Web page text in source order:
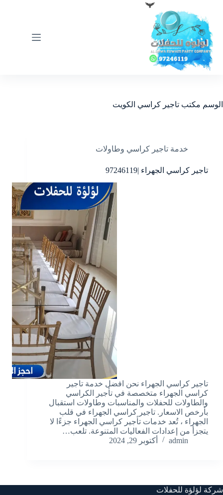
المحتوى
الوسم مكتب تاجير كراسي الكويت
خدمة تاجير كراسي وطاولات
تاجير كراسي الجهراء |97246119
تاجير كراسي الجهراء نحن افضل خدمة تاجير
كراسي الجهراء متخصصة في تأجير الكراسي
والطاولات للحفلات والمناسبات وطاولات استقبال
بأرخص الاسعار. تاجير كراسي الجهراء في قلب
الجهراء ، تُعد خدمات تأجير كراسي الجهراء جزءًا لا
يتجزأ من إعدادات الفعاليات المتنوعة. تلعب…
admin
أكتوبر 29, 2024
شركة لؤلؤة للحفلات